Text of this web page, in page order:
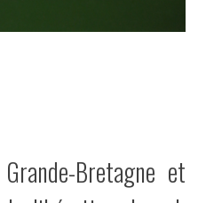
Bretagne et